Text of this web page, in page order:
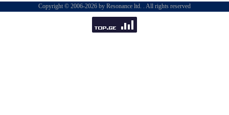
Copyright © 2006-2026 by Resonance ltd. . All rights reserved